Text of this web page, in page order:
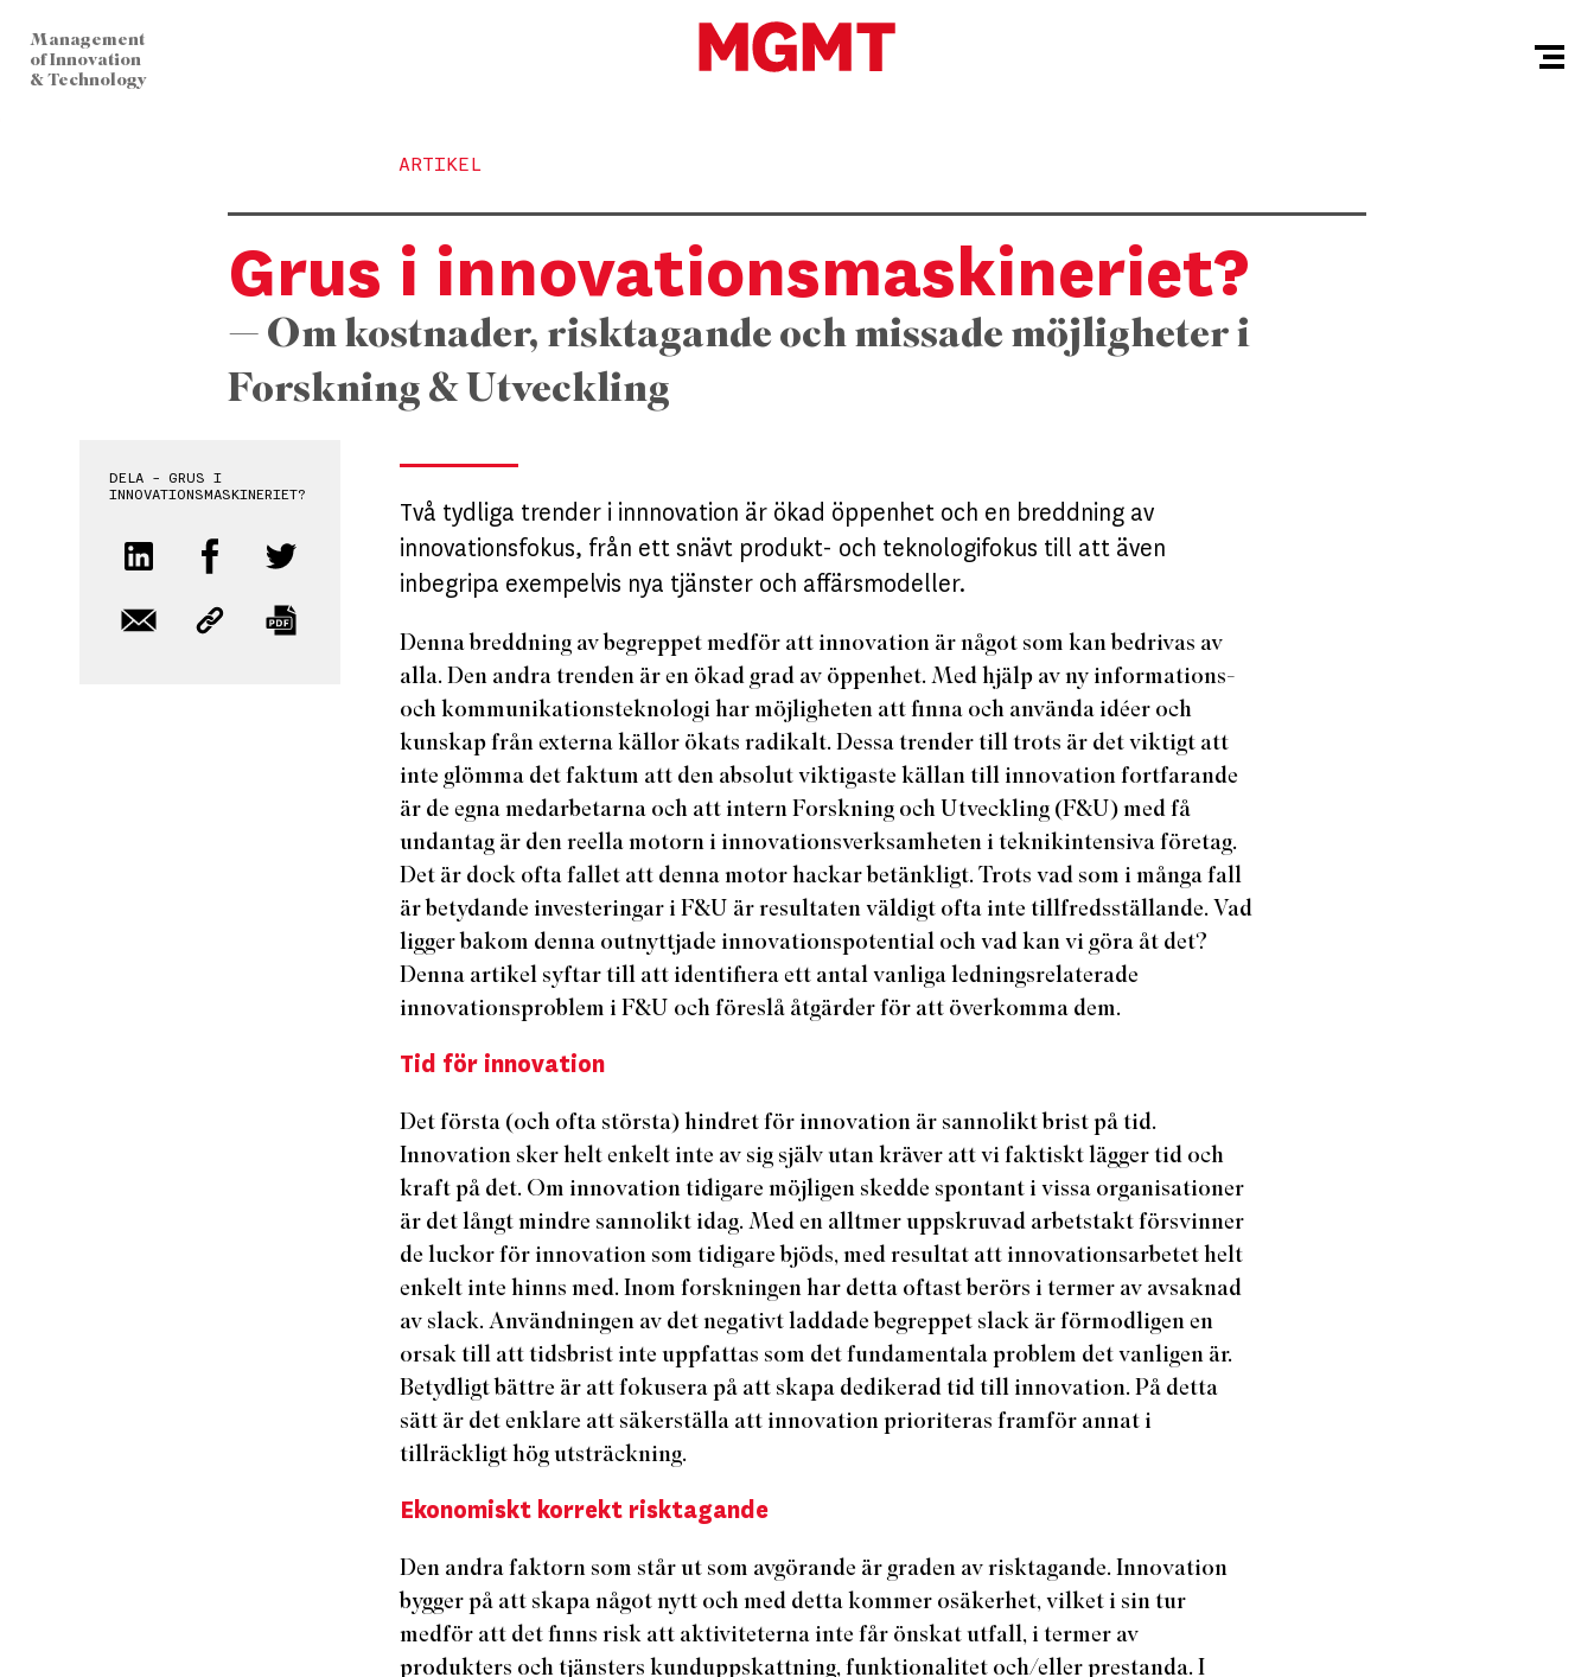
Management
of Innovation
& Technology
ARTIKEL
Grus i innovationsmaskineriet?
— Om kostnader, risktagande och missade möjligheter i
Forskning & Utveckling
DELA - GRUS I
INNOVATIONSMASKINERIET?
Två tydliga trender i innnovation är ökad öppenhet och en breddning av
innovationsfokus, från ett snävt produkt- och teknologifokus till att även
inbegripa exempelvis nya tjänster och affärsmodeller​.
Denna breddning av begreppet medför att innovation är något som kan bedrivas av
alla. Den andra trenden är en ökad grad av öppenhet. Med hjälp av ny informations-
och kommunikationsteknologi har möjligheten att finna och använda idéer och
kunskap från externa källor ökats radikalt. Dessa trender till trots är det viktigt att
inte glömma det faktum att den absolut viktigaste källan till innovation fortfarande
är de egna medarbetarna och att intern Forskning och Utveckling (F&U) med få
undantag är den reella motorn i innovationsverksamheten i teknikintensiva företag.
Det är dock ofta fallet att denna motor hackar betänkligt. Trots vad som i många fall
är betydande investeringar i F&U är resultaten väldigt ofta inte tillfredsställande. Vad
ligger bakom denna outnyttjade innovationspotential och vad kan vi göra åt det?
Denna artikel syftar till att identifiera ett antal vanliga ledningsrelaterade
innovationsproblem i F&U och föreslå åtgärder för att överkomma dem.
Tid för innovation
Det första (och ofta största) hindret för innovation är sannolikt brist på tid.
Innovation sker helt enkelt inte av sig själv utan kräver att vi faktiskt lägger tid och
kraft på det. Om innovation tidigare möjligen skedde spontant i vissa organisationer
är det långt mindre sannolikt idag. Med en alltmer uppskruvad arbetstakt försvinner
de luckor för innovation som tidigare bjöds, med resultat att innovationsarbetet helt
enkelt inte hinns med. Inom forskningen har detta oftast berörs i termer av avsaknad
av slack. Användningen av det negativt laddade begreppet slack är förmodligen en
orsak till att tidsbrist inte uppfattas som det fundamentala problem det vanligen är.
Betydligt bättre är att fokusera på att skapa dedikerad tid till innovation. På detta
sätt är det enklare att säkerställa att innovation prioriteras framför annat i
tillräckligt hög utsträckning.
Ekonomiskt korrekt risktagande
Den andra faktorn som står ut som avgörande är graden av risktagande. Innovation
bygger på att skapa något nytt och med detta kommer osäkerhet, vilket i sin tur
medför att det finns risk att aktiviteterna inte får önskat utfall, i termer av
produkters och tjänsters kunduppskattning, funktionalitet och/eller prestanda. I